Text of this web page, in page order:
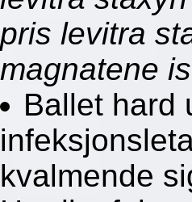
pris levitra
magnatene
Ballet hard
kvalmende